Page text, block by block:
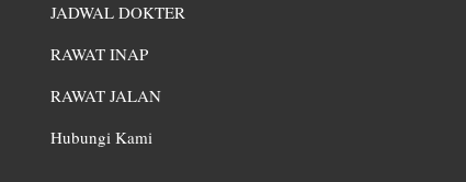
JADWAL DOKTER
RAWAT INAP
RAWAT JALAN
Hubungi Kami